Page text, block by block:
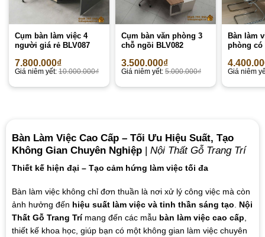
Cụm bàn làm việc 4
người giá rẻ BLV087
7.800.000₫
Giá niêm yết: 10.000.000₫
Cụm bàn văn phòng 3
chỗ ngồi BLV082
3.500.000₫
Giá niêm yết: 5.000.000₫
Bàn làm
phòng có
Giá niêm
Bàn Làm Việc Cao Cấp – Tối Ưu Hiệu Suất, Tạo
Không Gian Chuyên Nghiệp | Nội Thất Gỗ Trang Trí
Thiết kế hiện đại – Tạo cảm hứng làm việc tối đa
Bàn làm việc không chỉ đơn thuần là nơi xử lý công việc mà còn
ảnh hưởng đến hiệu suất làm việc và tinh thần sáng tạo
Nội
Thất Gỗ Trang Trímang đến các mẫu bàn làm việc cao cấp
thiết kế khoa học, giúp bạn có một không gian làm việc chuyên